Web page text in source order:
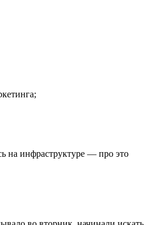
на инфраструктуре — про это